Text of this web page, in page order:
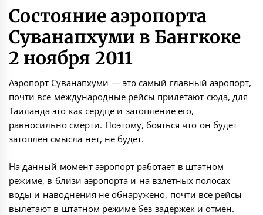
Состояние аэропорта
Суванапхуми в Бангкоке
2 ноября 2011
Аэропорт Суванапхуми — это самый главный аэропорт,
почти вcе международные рейсы прилетают сюда, для
Таиланда это как сердце и затопление его,
равносильно смерти. Поэтому, бояться что он будет
затоплен смысла нет, не будет.
На данный момент аэропорт работает в штатном
режиме, в близи аэропорта и на взлетных полосах
воды и наводнения не обнаружено, почти все рейсы
вылетают в штатном режиме без задержек и отмен.